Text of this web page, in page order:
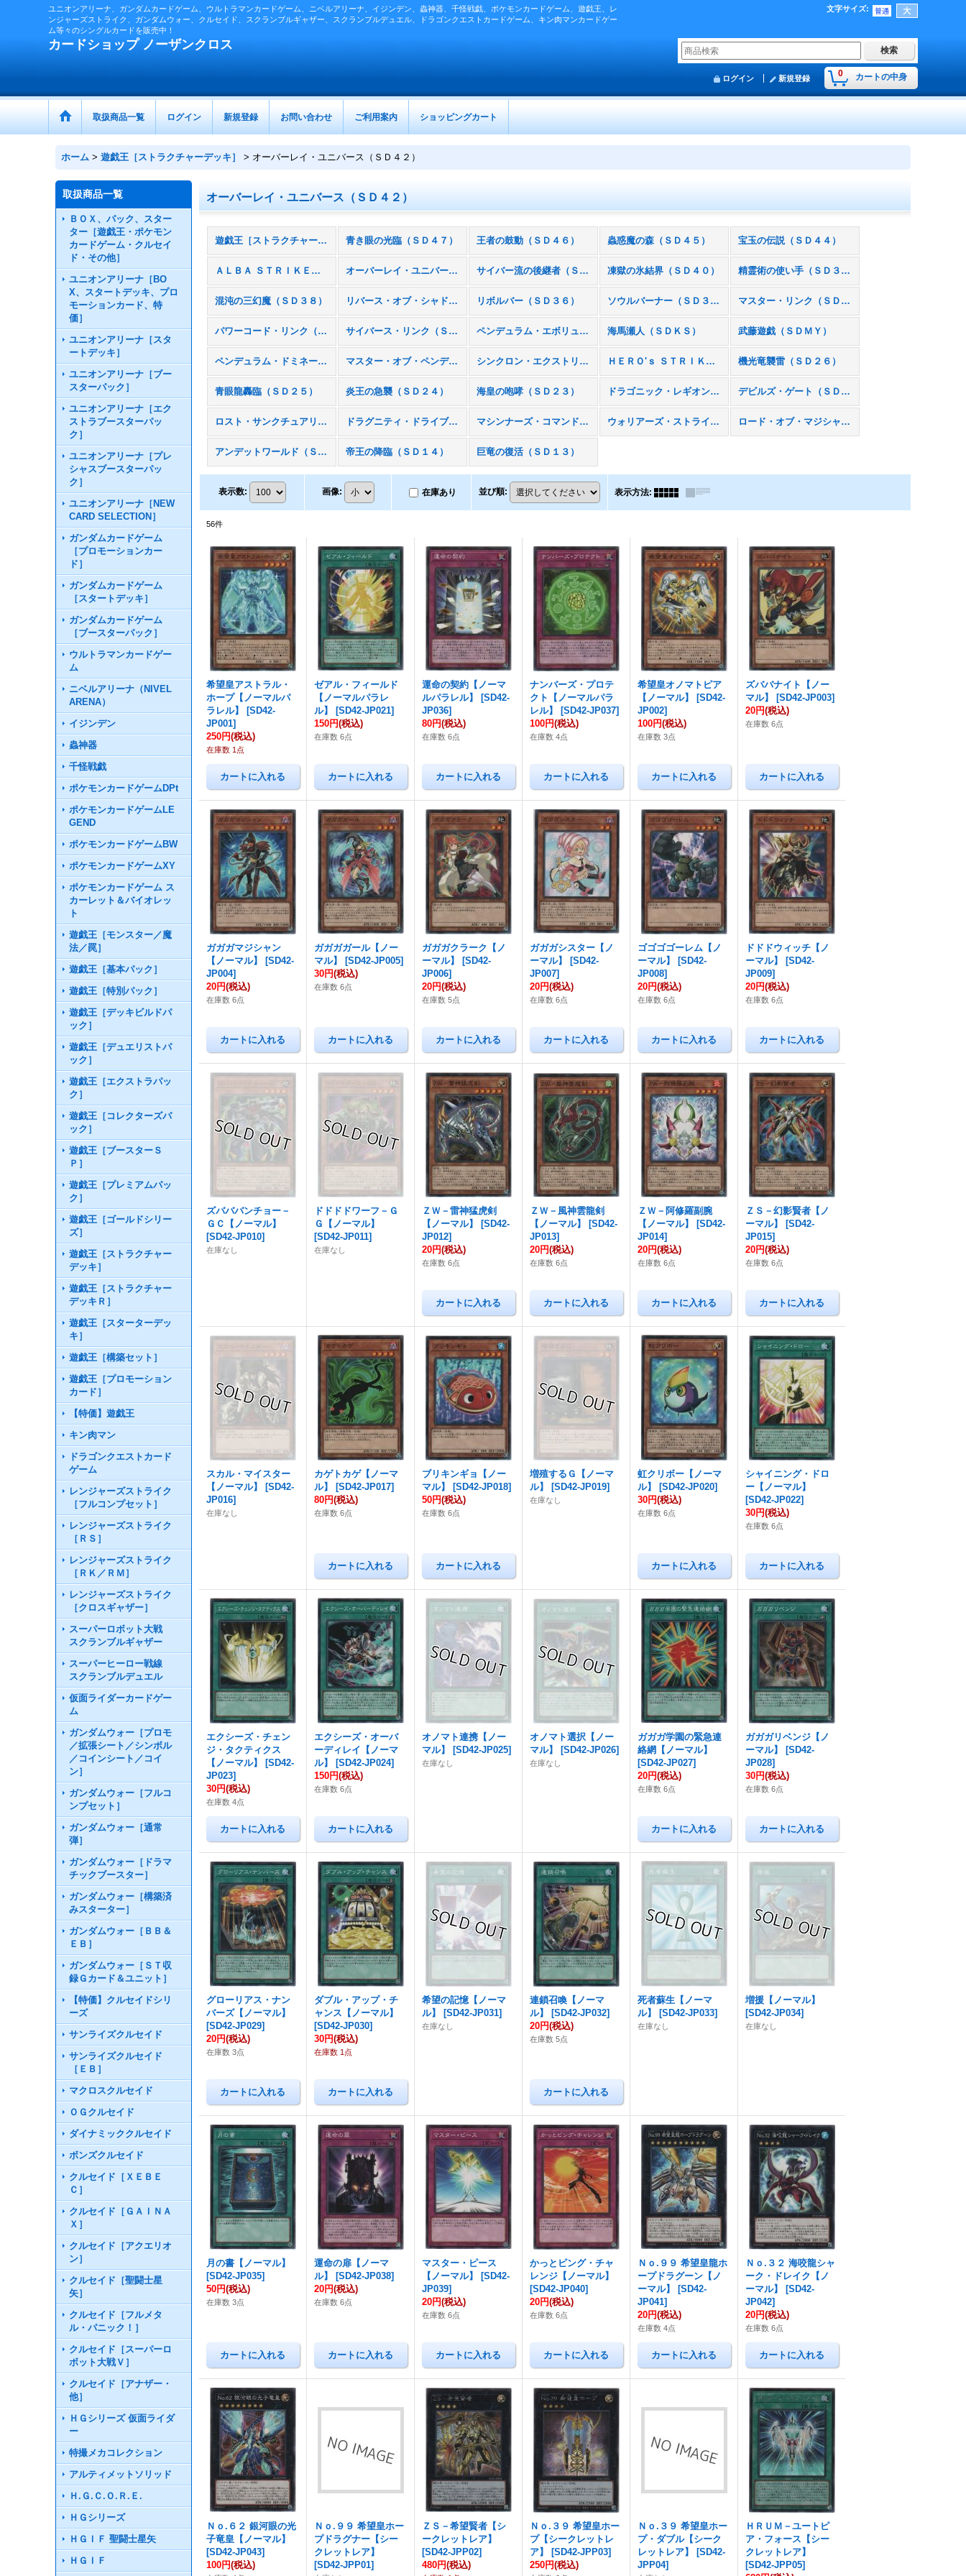
ユニオンアリーナ、ガンダムカードゲーム、ウルトラマンカードゲーム、ニベルアリーナ、イジンデン、蟲神器、千怪戦戯、ポケモンカードゲーム、遊戯王、レ
ンジャーズストライク、ガンダムウォー、クルセイド、スクランブルギャザー、スクランブルデュエル、ドラゴンクエストカードゲーム、キン肉マンカードゲー
ム等々のシングルカードを販売中！
文字サイズ:
カードショップ ノーザンクロス
0 カートの中身
ログイン 新規登録
取扱商品一覧 ログイン 新規登録 お問い合わせ ご利用案内 ショッピングカート
ホーム > 遊戯王［ストラクチャーデッキ］ > オーバーレイ・ユニバース（ＳＤ４２）
取扱商品一覧
ＢＯＸ、パック、スター
ター［遊戯王・ポケモン
カードゲーム・クルセイ
ド・その他］
ユニオンアリーナ［BO
X、スタートデッキ、プロ
モーションカード、特
価］
ユニオンアリーナ［スタ
ートデッキ］
ユニオンアリーナ［ブー
スターパック］
ユニオンアリーナ［エク
ストラブースターパッ
ク］
ユニオンアリーナ［プレ
シャスブースターパッ
ク］
ユニオンアリーナ［NEW
CARD SELECTION］
ガンダムカードゲーム
［プロモーションカー
ド］
ガンダムカードゲーム
［スタートデッキ］
ガンダムカードゲーム
［ブースターパック］
ウルトラマンカードゲー
ム
ニベルアリーナ（NIVEL
ARENA）
イジンデン
蟲神器
千怪戦戯
ポケモンカードゲームDPt
ポケモンカードゲームLE
GEND
ポケモンカードゲームBW
ポケモンカードゲームXY
ポケモンカードゲーム ス
カーレット＆バイオレッ
ト
遊戯王［モンスター／魔
法／罠］
遊戯王［基本パック］
遊戯王［特別パック］
遊戯王［デッキビルドパ
ック］
遊戯王［デュエリストパ
ック］
遊戯王［エクストラパッ
ク］
遊戯王［コレクターズパ
ック］
遊戯王［ブースターＳ
Ｐ］
遊戯王［プレミアムパッ
ク］
遊戯王［ゴールドシリー
ズ］
遊戯王［ストラクチャー
デッキ］
遊戯王［ストラクチャー
デッキＲ］
遊戯王［スターターデッ
キ］
遊戯王［構築セット］
遊戯王［プロモーション
カード］
【特価】遊戯王
キン肉マン
ドラゴンクエストカード
ゲーム
レンジャーズストライク
［フルコンプセット］
レンジャーズストライク
［ＲＳ］
レンジャーズストライク
［ＲＫ／ＲＭ］
レンジャーズストライク
［クロスギャザー］
スーパーロボット大戦
スクランブルギャザー
スーパーヒーロー戦線
スクランブルデュエル
仮面ライダーカードゲー
ム
ガンダムウォー［プロモ
／拡張シート／シンボル
／コインシート／コイ
ン］
ガンダムウォー［フルコ
ンプセット］
ガンダムウォー［通常
弾］
ガンダムウォー［ドラマ
チックブースター］
ガンダムウォー［構築済
みスターター］
ガンダムウォー［ＢＢ＆
ＥＢ］
ガンダムウォー［ＳＴ収
録Ｇカード＆ユニット］
【特価】クルセイドシリ
ーズ
サンライズクルセイド
サンライズクルセイド
［ＥＢ］
マクロスクルセイド
ＯＧクルセイド
ダイナミッククルセイド
ボンズクルセイド
クルセイド［ＸＥＢＥ
Ｃ］
クルセイド［ＧＡＩＮＡ
Ｘ］
クルセイド［アクエリオ
ン］
クルセイド［聖闘士星
矢］
クルセイド［フルメタ
ル・パニック！］
クルセイド［スーパーロ
ボット大戦Ｖ］
クルセイド［アナザー・
他］
ＨＧシリーズ 仮面ライダ
ー
特撮メカコレクション
アルティメットソリッド
Ｈ.Ｇ.Ｃ.Ｏ.Ｒ.Ｅ.
ＨＧシリーズ
ＨＧＩＦ 聖闘士星矢
ＨＧＩＦ
オーバーレイ・ユニバース（ＳＤ４２）
遊戯王［ストラクチャーデッキ］ (全商品) 青き眼の光臨（ＳＤ４７） 王者の鼓動（ＳＤ４６） 蟲惑魔の森（ＳＤ４５） 宝玉の伝説（ＳＤ４４）
ＡＬＢＡ ＳＴＲＩＫＥ（ＳＤ４３） オーバーレイ・ユニバース（ＳＤ４２） サイバー流の後継者（ＳＤ４１） 凍獄の氷結界（ＳＤ４０） 精霊術の使い手（ＳＤ３９）
混沌の三幻魔（ＳＤ３８） リバース・オブ・シャドール（ＳＤ３７） リボルバー（ＳＤ３６） ソウルバーナー（ＳＤ３５） マスター・リンク（ＳＤ３４）
パワーコード・リンク（ＳＤ３３） サイバース・リンク（ＳＤ３２） ペンデュラム・エボリューション（ＳＤ３１） 海馬瀬人（ＳＤＫＳ） 武藤遊戯（ＳＤＭＹ）
ペンデュラム・ドミネーション（ＳＤ３０） マスター・オブ・ペンデュラム（ＳＤ２９） シンクロン・エクストリーム（ＳＤ２８） ＨＥＲＯ'ｓ ＳＴＲＩＫＥ（ＳＤ２７） 機光竜襲雷（ＳＤ２６）
青眼龍轟臨（ＳＤ２５） 炎王の急襲（ＳＤ２４） 海皇の咆哮（ＳＤ２３） ドラゴニック・レギオン（ＳＤ２２） デビルズ・ゲート（ＳＤ２１）
ロスト・サンクチュアリ（ＳＤ２０） ドラグニティ・ドライブ（ＳＤ１９） マシンナーズ・コマンド（ＳＤ１８） ウォリアーズ・ストライク（ＳＤ１７） ロード・オブ・マジシャン（ＳＤ１６）
アンデットワールド（ＳＤ１５） 帝王の降臨（ＳＤ１４） 巨竜の復活（ＳＤ１３）
表示数: 画像: 在庫あり 並び順: 表示方法:
56件
希望皇アストラル・
ホープ【ノーマルパ
ラレル】
[SD42-
JP001]
250円(税込)
在庫数 1点
ゼアル・フィールド
【ノーマルパラレ
ル】
[SD42-JP021]
150円(税込)
在庫数 6点
運命の契約【ノーマ
ルパラレル】
[SD42-
JP036]
80円(税込)
在庫数 6点
ナンバーズ・プロテ
クト【ノーマルパラ
レル】
[SD42-JP037]
100円(税込)
在庫数 4点
希望皇オノマトピア
【ノーマル】
[SD42-
JP002]
100円(税込)
在庫数 3点
ズババナイト【ノー
マル】
[SD42-JP003]
20円(税込)
在庫数 6点
ガガガマジシャン
【ノーマル】
[SD42-
JP004]
20円(税込)
在庫数 6点
ガガガガール【ノー
マル】
[SD42-JP005]
30円(税込)
在庫数 6点
ガガガクラーク【ノ
ーマル】
[SD42-
JP006]
20円(税込)
在庫数 5点
ガガガシスター【ノ
ーマル】
[SD42-
JP007]
20円(税込)
在庫数 6点
ゴゴゴゴーレム【ノ
ーマル】
[SD42-
JP008]
20円(税込)
在庫数 6点
ドドドウィッチ【ノ
ーマル】
[SD42-
JP009]
20円(税込)
在庫数 6点
ズバババンチョー－
ＧＣ【ノーマル】
[SD42-JP010]
在庫なし
ドドドドワーフ－Ｇ
Ｇ【ノーマル】
[SD42-JP011]
在庫なし
ＺＷ－雷神猛虎剣
【ノーマル】
[SD42-
JP012]
20円(税込)
在庫数 6点
ＺＷ－風神雲龍剣
【ノーマル】
[SD42-
JP013]
20円(税込)
在庫数 6点
ＺＷ－阿修羅副腕
【ノーマル】
[SD42-
JP014]
20円(税込)
在庫数 6点
ＺＳ－幻影賢者【ノ
ーマル】
[SD42-
JP015]
20円(税込)
在庫数 6点
スカル・マイスター
【ノーマル】
[SD42-
JP016]
在庫なし
カゲトカゲ【ノーマ
ル】
[SD42-JP017]
80円(税込)
在庫数 6点
ブリキンギョ【ノー
マル】
[SD42-JP018]
50円(税込)
在庫数 6点
増殖するＧ【ノーマ
ル】
[SD42-JP019]
在庫なし
虹クリボー【ノーマ
ル】
[SD42-JP020]
30円(税込)
在庫数 6点
シャイニング・ドロ
ー【ノーマル】
[SD42-JP022]
30円(税込)
在庫数 6点
エクシーズ・チェン
ジ・タクティクス
【ノーマル】
[SD42-
JP023]
30円(税込)
在庫数 4点
エクシーズ・オーバ
ーディレイ【ノーマ
ル】
[SD42-JP024]
150円(税込)
在庫数 6点
オノマト連携【ノー
マル】
[SD42-JP025]
在庫なし
オノマト選択【ノー
マル】
[SD42-JP026]
在庫なし
ガガガ学園の緊急連
絡網【ノーマル】
[SD42-JP027]
20円(税込)
在庫数 6点
ガガガリベンジ【ノ
ーマル】
[SD42-
JP028]
30円(税込)
在庫数 6点
グローリアス・ナン
バーズ【ノーマル】
[SD42-JP029]
20円(税込)
在庫数 3点
ダブル・アップ・チ
ャンス【ノーマル】
[SD42-JP030]
30円(税込)
在庫数 1点
希望の記憶【ノーマ
ル】
[SD42-JP031]
在庫なし
連鎖召喚【ノーマ
ル】
[SD42-JP032]
20円(税込)
在庫数 5点
死者蘇生【ノーマ
ル】
[SD42-JP033]
在庫なし
増援【ノーマル】
[SD42-JP034]
在庫なし
月の書【ノーマル】
[SD42-JP035]
50円(税込)
在庫数 3点
運命の扉【ノーマ
ル】
[SD42-JP038]
20円(税込)
在庫数 6点
マスター・ピース
【ノーマル】
[SD42-
JP039]
20円(税込)
在庫数 6点
かっとビング・チャ
レンジ【ノーマル】
[SD42-JP040]
20円(税込)
在庫数 6点
Ｎｏ.９９ 希望皇龍ホ
ープドラグーン【ノ
ーマル】
[SD42-
JP041]
20円(税込)
在庫数 4点
Ｎｏ.３２ 海咬龍シャ
ーク・ドレイク【ノ
ーマル】
[SD42-
JP042]
20円(税込)
在庫数 6点
Ｎｏ.６２ 銀河眼の光
子竜皇【ノーマル】
[SD42-JP043]
100円(税込)
Ｎｏ.９９ 希望皇ホー
プドラグナー【シー
クレットレア】
[SD42-JPP01]
ＺＳ－希望賢者【シ
ークレットレア】
[SD42-JPP02]
480円(税込)
Ｎｏ.３９ 希望皇ホー
プ【シークレットレ
ア】
[SD42-JPP03]
250円(税込)
Ｎｏ.３９ 希望皇ホー
プ・ダブル【シーク
レットレア】
[SD42-
JPP04]
ＨＲＵＭ－ユートピ
ア・フォース【シー
クレットレア】
[SD42-JPP05]